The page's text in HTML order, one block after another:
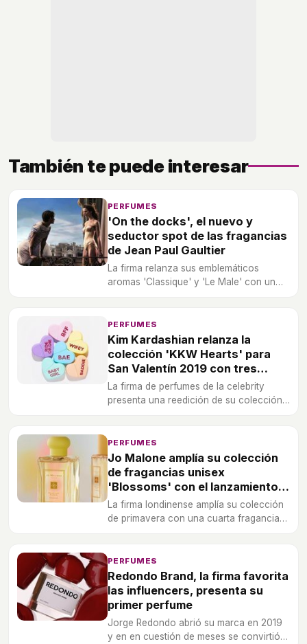
También te puede interesar
PERFUMES
'On the docks', el nuevo y
seductor spot de las fragancias
de Jean Paul Gaultier
La firma relanza sus emblemáticos
aromas 'Classique' y 'Le Male' con un
PERFUMES
Kim Kardashian relanza la
colección 'KKW Hearts' para
San Valentín 2019 con tres
nuevos perfumes
La firma de perfumes de la celebrity
presenta una reedición de su colección
aromas que amplían la gama.
PERFUMES
Jo Malone amplía su colección
de fragancias unisex
'Blossoms' con el lanzamiento
de 'Frangipani Flower'
La firma londinense amplía su colección
de primavera con una cuarta fragancia
PERFUMES
Redondo Brand, la firma favorita
las influencers, presenta su
primer perfume
Jorge Redondo abrió su marca en 2019
y en en cuestión de meses se convirtió